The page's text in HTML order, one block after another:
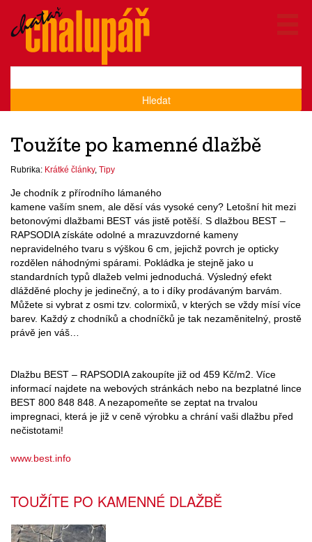
Hledat
Toužíte po kamenné dlažbě
Rubrika: Krátké články, Tipy
Je chodník z přírodního lámaného
kamene vaším snem, ale děsí vás vysoké ceny? Letošní hit mezi
betonovými dlažbami BEST vás jistě potěší. S dlažbou BEST –
RAPSODIA získáte odolné a mrazuvzdorné kameny
nepravidelného tvaru s výškou 6 cm, jejichž povrch je opticky
rozdělen náhodnými spárami. Pokládka je stejně jako u
standardních typů dlažeb velmi jednoduchá. Výsledný efekt
dlážděné plochy je jedinečný, a to i díky prodávaným barvám.
Můžete si vybrat z osmi tzv. colormixů, v kterých se vždy mísí více
barev. Každý z chodníků a chodníčků je tak nezaměnitelný, prostě
právě jen váš…
Dlažbu BEST – RAPSODIA zakoupíte již od 459 Kč/m2. Více
informací najdete na webových stránkách nebo na bezplatné lince
BEST 800 848 848. A nezapomeňte se zeptat na trvalou
impregnaci, která je již v ceně výrobku a chrání vaši dlažbu před
nečistotami!
www.best.info
TOUŽÍTE PO KAMENNÉ DLAŽBĚ